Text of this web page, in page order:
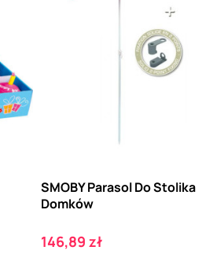
SMOBY Parasol Do Stolika
Domków
Cena
146,89 zł